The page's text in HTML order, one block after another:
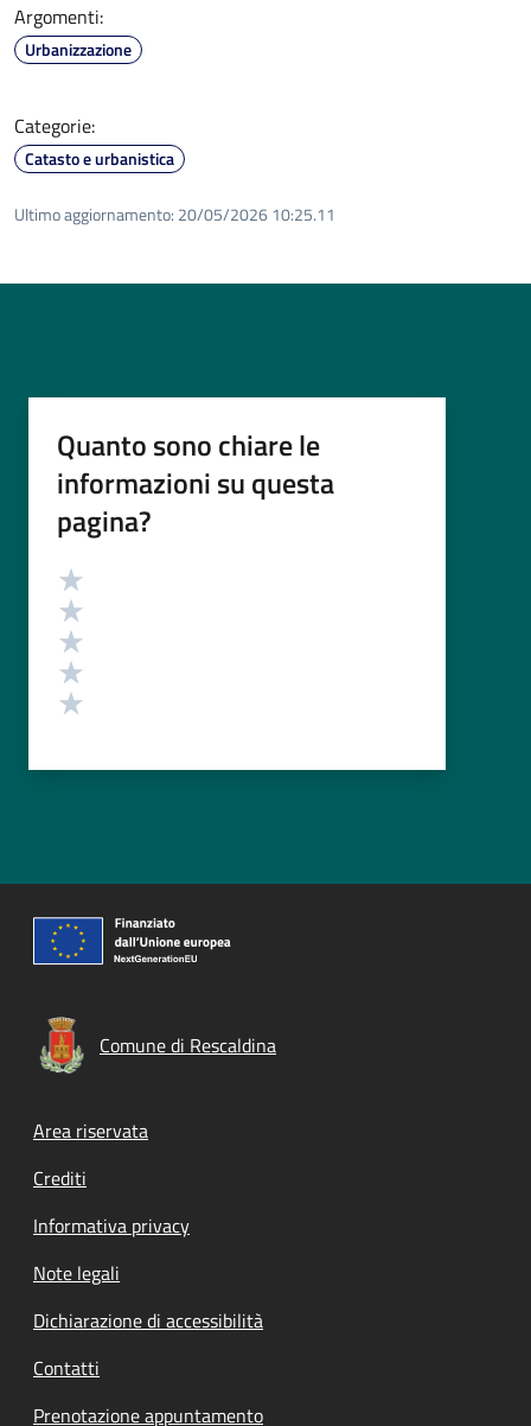
Argomenti:
Urbanizzazione
Categorie:
Catasto e urbanistica
Ultimo aggiornamento: 20/05/2026 10:25.11
Quanto sono chiare le
informazioni su questa
pagina?
Valutazione
Comune di Rescaldina
Footer menu
Area riservata
Crediti
Informativa privacy
Note legali
Dichiarazione di accessibilità
Contatti
Prenotazione appuntamento